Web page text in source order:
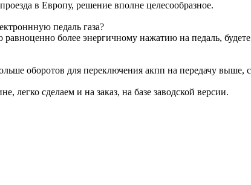
в Европу, решение вполне целесообразное.
педаль газа?
более энергичному нажатию на педаль,
оборотов для переключения акпп на передачу выше,
легко сделаем и на заказ, на базе заводской версии.